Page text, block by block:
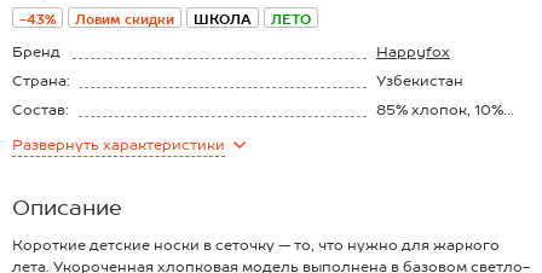
-43% Ловим скидки ШКОЛА ЛЕТО
Бренд
Happyfox
Страна:
Узбекистан
Состав:
85% хлопок, 10%
Развернуть характеристики
Описание
Короткие детские носки в сеточку — то, что нужно для жаркого
лета. Укороченная хлопковая модель выполнена в базовом светло-